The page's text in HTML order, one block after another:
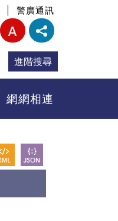
警廣通訊
進階搜尋
網網相連